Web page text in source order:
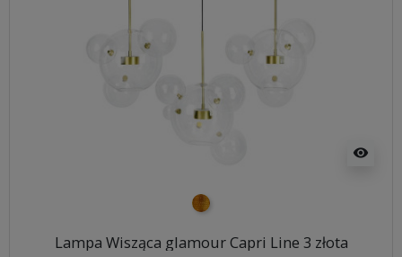
visibility
złoty
Lampa Wisząca glamour Capri Line 3 złota